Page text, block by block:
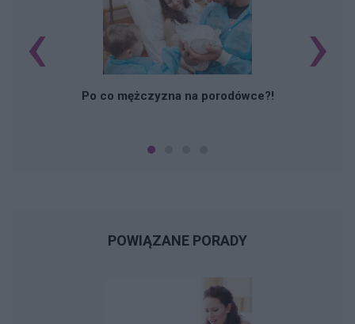
Po co mężczyzna na porodówce?!
‹ ›
POWIĄZANE PORADY